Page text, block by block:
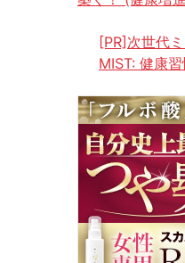
[PR]次世代
MIST: 健康